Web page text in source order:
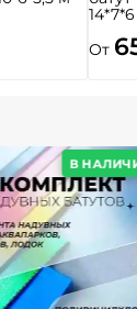
От
В